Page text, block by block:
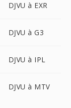
DJVU à EXR
DJVU à G3
DJVU à IPL
DJVU à MTV